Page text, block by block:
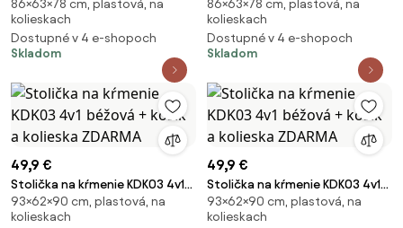
2 darčeky ZDARMA
86×63×78 cm, plastová, na
kolieskach
Dostupné v 4 e-shopoch
Skladom
2 darčeky ZDARMA
86×63×78 cm, plastová, na
kolieskach
Dostupné v 4 e-shopoch
Skladom
49,9 €
Stolička na kŕmenie KDK03 4v1
béžová + košík a kolieska
ZDARMA
93×62×90 cm, plastová, na
kolieskach
49,9 €
Stolička na kŕmenie KDK03 4v1
béžová + košík a kolieska
ZDARMA
93×62×90 cm, plastová, na
kolieskach